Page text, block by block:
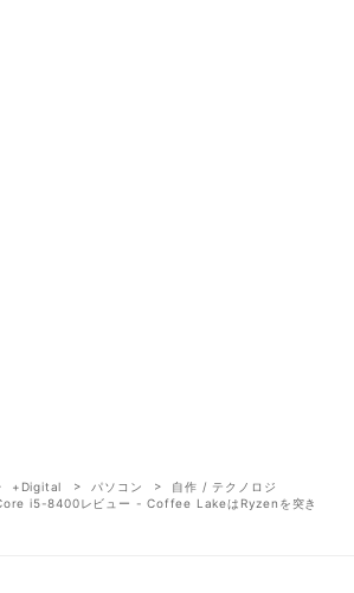
+Digital パソコン
自作 / テクノロジ
i5-8400レビュー - Coffee LakeはRyzenを突き